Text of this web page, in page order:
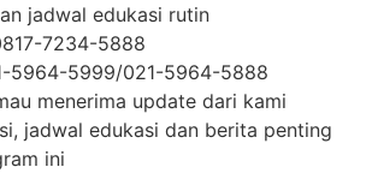
jadwal edukasi rutin
7234-5888
5964-5999/021-5964-5888
menerima update dari kami
jadwal edukasi dan berita penting
ini